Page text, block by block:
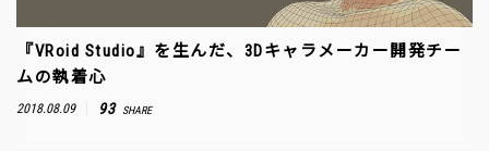
『VRoid Studio』を生んだ、3Dキャラメーカー開発チー
ムの執着心
2018.08.09 93 SHARE